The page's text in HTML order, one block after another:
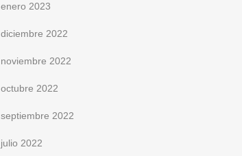
enero 2023
diciembre 2022
noviembre 2022
octubre 2022
septiembre 2022
julio 2022